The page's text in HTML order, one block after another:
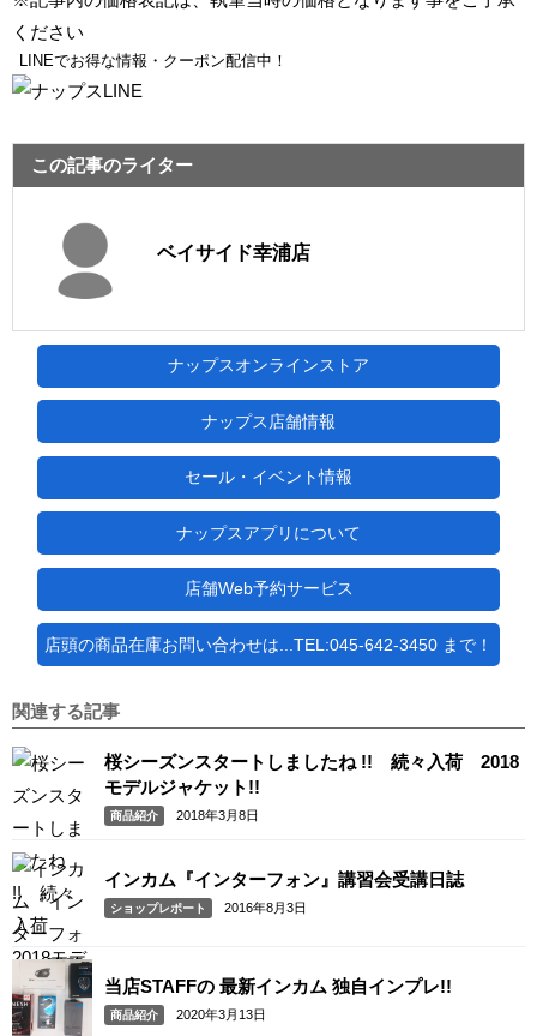
ください
LINEでお得な情報・クーポン配信中！
この記事のライター
ベイサイド幸浦店
ナップスオンラインストア
ナップス店舗情報
セール・イベント情報
ナップスアプリについて
店舗Web予約サービス
店頭の商品在庫お問い合わせは...TEL:045-642-3450 まで！
関連する記事
桜シーズンスタートしましたね !! 続々入荷 2018
モデルジャケット!!
商品紹介 2018年3月8日
インカム『インターフォン』講習会受講日誌
ショップレポート 2016年8月3日
当店STAFFの 最新インカム 独自インプレ!!
商品紹介 2020年3月13日